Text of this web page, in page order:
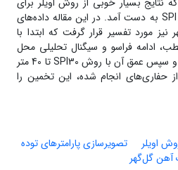
شاخص ساختاری 0.5 و روش SPI به دست آمد. در این مقاله داده‌های
مورد تفسیر قرار گرفت که ابتدا با
ادامه فراسو و سیگنال تحلیلی محل
آنومالی مغناطیسی تعیین شد و سپس عمق آن با روش SPI30 تا 40 متر
حفاری‌های انجام شده، این تخمین را
اویلر
تصویرسازی پارامترهای توده
گل‌گهر